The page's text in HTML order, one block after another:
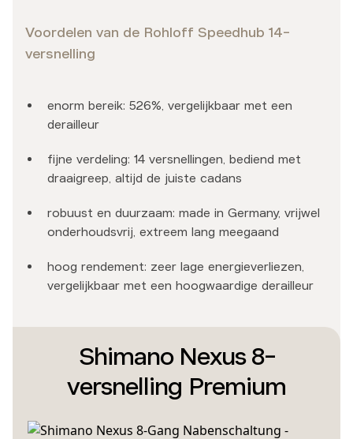
Voordelen van de Rohloff Speedhub 14-
versnelling
enorm bereik: 526%, vergelijkbaar met een
derailleur
fijne verdeling: 14 versnellingen, bediend met
draaigreep, altijd de juiste cadans
robuust en duurzaam: made in Germany, vrijwel
onderhoudsvrij, extreem lang meegaand
hoog rendement: zeer lage energieverliezen,
vergelijkbaar met een hoogwaardige derailleur
Shimano Nexus 8-
versnelling Premium